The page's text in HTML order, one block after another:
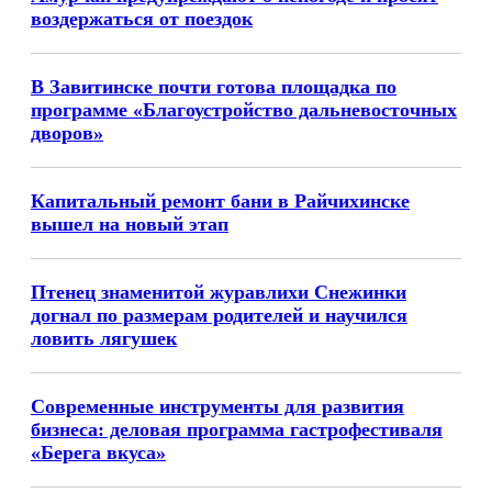
воздержаться от поездок
В Завитинске почти готова площадка по
программе «Благоустройство дальневосточных
дворов»
Капитальный ремонт бани в Райчихинске
вышел на новый этап
Птенец знаменитой журавлихи Снежинки
догнал по размерам родителей и научился
ловить лягушек
Современные инструменты для развития
бизнеса: деловая программа гастрофестиваля
«Берега вкуса»